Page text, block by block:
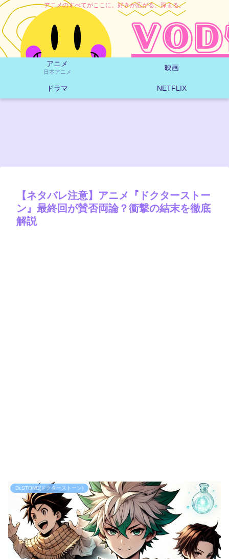
アニメのすべてがここに。好きが広がる、深まる。
アニメ
日本アニメ 映画
ドラマ NETFLIX
【ネタバレ注意】アニメ『ドクターストー
ン』最終回が賛否両論？衝撃の結末を徹底
解説
Dr.STONE(ドクターストーン)